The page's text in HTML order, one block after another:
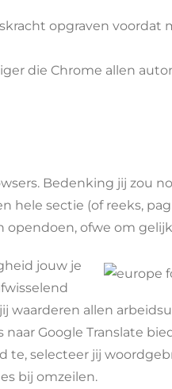
opgraven voordat
die Chrome allen
Bedenking jij zou
hele sectie (of reeks,
ofwe om
jouw je
allen
Google Translate
te, selecteer jij
bij omzeilen.